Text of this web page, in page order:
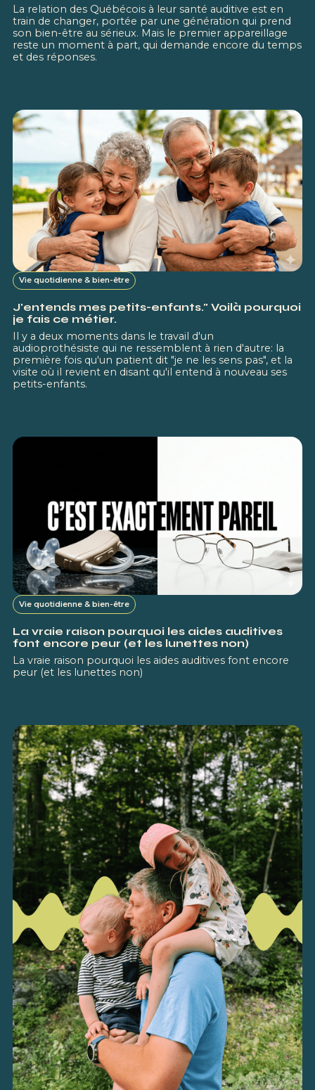
La relation des Québécois à leur santé auditive est en
train de changer, portée par une génération qui prend
son bien-être au sérieux. Mais le premier appareillage
reste un moment à part, qui demande encore du temps
et des réponses.
Vie quotidienne & bien-être
J'entends mes petits-enfants." Voilà pourquoi
je fais ce métier.
Il y a deux moments dans le travail d'un
audioprothésiste qui ne ressemblent à rien d'autre: la
première fois qu'un patient dit "je ne les sens pas", et la
visite où il revient en disant qu'il entend à nouveau ses
petits-enfants.
Vie quotidienne & bien-être
La vraie raison pourquoi les aides auditives
font encore peur (et les lunettes non)
La vraie raison pourquoi les aides auditives font encore
peur (et les lunettes non)